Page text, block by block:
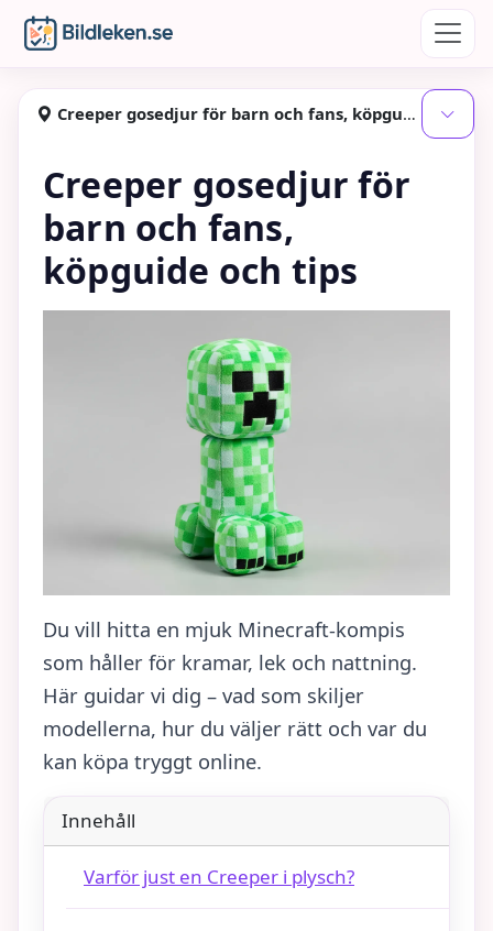
Hoppa till huvudinnehåll
Bildleken
Creeper gosedjur för barn och fans, köpguide och tips
Creeper gosedjur för
barn och fans,
köpguide och tips
Du vill hitta en mjuk Minecraft-kompis
som håller för kramar, lek och nattning.
Här guidar vi dig – vad som skiljer
modellerna, hur du väljer rätt och var du
kan köpa tryggt online.
Innehåll
Varför just en Creeper i plysch?